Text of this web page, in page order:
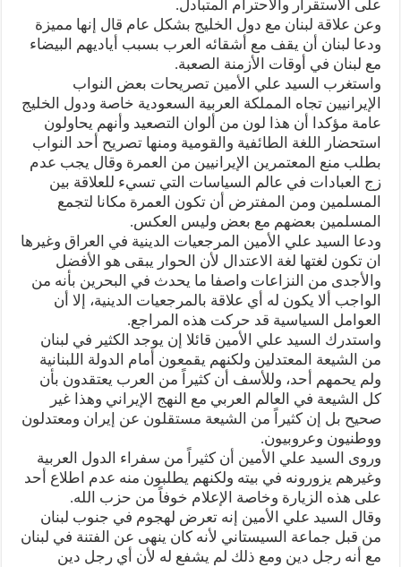
على الاستقرار والاحترام المتبادل.
وعن علاقة لبنان مع دول الخليج بشكل عام قال إنها مميزة
ودعا لبنان أن يقف مع أشقائه العرب بسبب أياديهم البيضاء
مع لبنان في أوقات الأزمنة الصعبة.
واستغرب السيد علي الأمين تصريحات بعض النواب
الإيرانيين تجاه المملكة العربية السعودية خاصة ودول الخليج
عامة مؤكدا أن هذا لون من ألوان التصعيد وأنهم يحاولون
استحضار اللغة الطائفية والقومية ومنها تصريح أحد النواب
بطلب منع المعتمرين الإيرانيين من العمرة وقال يجب عدم
زج العبادات في عالم السياسات التي تسيء للعلاقة بين
المسلمين ومن المفترض أن تكون العمرة مكانا لتجمع
المسلمين بعضهم مع بعض وليس العكس.
ودعا السيد علي الأمين المرجعيات الدينية في العراق وغيرها
ان تكون لغتها لغة الاعتدال لأن الحوار يبقى هو الأفضل
والأجدى من النزاعات واصفا ما يحدث في البحرين بأنه من
الواجب ألا يكون له أي علاقة بالمرجعيات الدينية، إلا أن
العوامل السياسية قد حركت هذه المراجع.
واستدرك السيد علي الأمين قائلا إن يوجد الكثير في لبنان
من الشيعة المعتدلين ولكنهم يقمعون أمام الدولة اللبنانية
ولم يحمهم أحد، وللأسف أن كثيراً من العرب يعتقدون بأن
كل الشيعة في العالم العربي مع النهج الإيراني وهذا غير
صحيح بل إن كثيراً من الشيعة مستقلون عن إيران ومعتدلون
ووطنيون وعروبيون.
وروى السيد علي الأمين أن كثيراً من سفراء الدول العربية
وغيرهم يزورونه في بيته ولكنهم يطلبون منه عدم اطلاع أحد
على هذه الزيارة وخاصة الإعلام خوفاً من حزب الله.
وقال السيد علي الأمين إنه تعرض لهجوم في جنوب لبنان
من قبل جماعة السيستاني لأنه كان ينهى عن الفتنة في لبنان
مع أنه رجل دين ومع ذلك لم يشفع له لأن أي رجل دين